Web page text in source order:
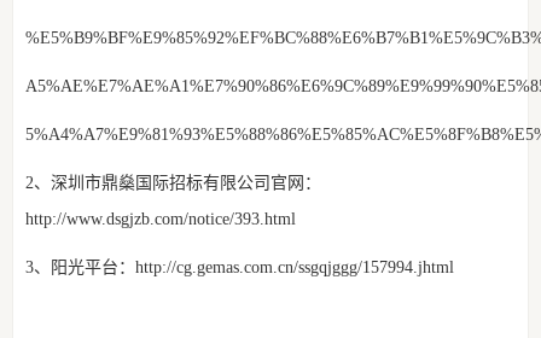
2、深圳市鼎燊国际招标有限公司官网：
http://www.dsgjzb.com/notice/393.html
3、阳光平台：http://cg.gemas.com.cn/ssgqjggg/157994.jhtml